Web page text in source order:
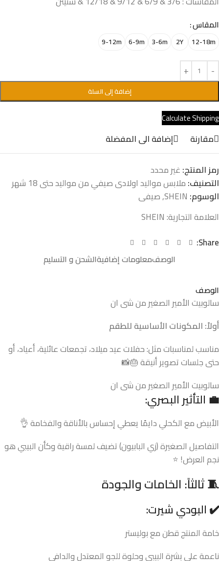
المقاس
12-18m
2Y
3-6m
6-9m
9-12m
إضافة إلى السلة
Calculate Shipping
مقارنة
إضافة الى المفضلة
رمز المنتج:غير محدد
التصنيف:ملابس مواليد اولادى صيفي من مواليد حتى 18 شهر
الوسوم: SHEIN
,صيفى
العلامة التجارية:SHEIN
Share:
الوصفمعلومات إضافيةالشحن و التسليم
الوصف
سالوبيت الأمير الصغير من شى ان
أولاً: المكونات الأساسية للطقم
مناسب لمناسبات مثل: حفلات عيد ميلاد، تجمعات عائلية، أعياد، أو
حتى جلسات تصوير أنيقة 🎂📸
سالوبيت الأمير الصغير من شى ان
💼 التأثير البصري:
الأبيض مع الكحلي دايمًا يعطي إحساس بالأناقة والفخامة 👌
التفاصيل الصغيرة (زي البابيون) تضيف لمسة راقية وكأن البيبي هو
نجم العرض! ⭐
🧵ثالثاً: الخامات والجودة
✔️ البودي شيرت:
خامة المنتج قطن مع بوليستر
ناعمة على بشرة البيبي وحلوة للجو المعتدل والدافي